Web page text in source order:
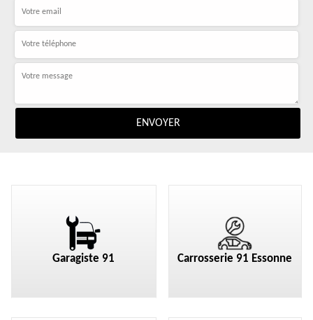
Garagiste 91 Carrosserie 91 Essonne